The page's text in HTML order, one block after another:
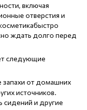
включая
отверстия и
ждать долго перед
следующие
запахи от домашних
источников.
сидений и другие